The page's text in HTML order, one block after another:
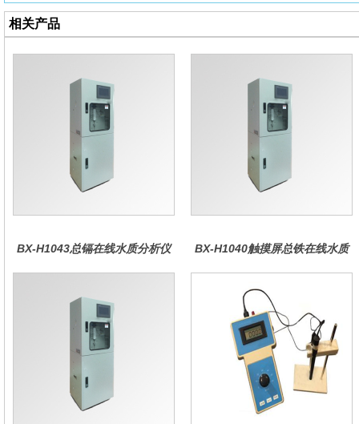
相关产品
BX-H1043总镉在线水质分析仪
BX-H1040触摸屏总铁在线水质